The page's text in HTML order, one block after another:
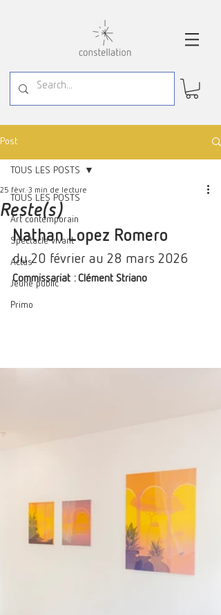
Post
TOUS LES POSTS
Art contemporain
Spectacle vivant
Actus
Jeune public
Primo
TOUS LES POSTS
Reste(s)
25 févr. 3 min de lecture
Nathan Lopez Romero
du 20 février au 28 mars 2026
Commissariat : Clément Striano